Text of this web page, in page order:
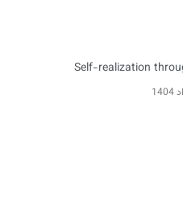
Self-realization